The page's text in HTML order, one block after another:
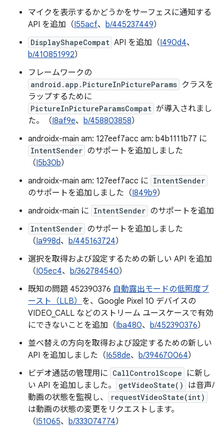
マイクを表示するかどうかをサーフェスに通知する
API を追加（I55acf、 b/445237449）
DisplayShapeCompat API を追加（I490d4、
b/410851992）
フレームワークの
android.app.PictureInPictureParams クラスを
ラップするために
PictureInPictureParamsCompat が導入されまし
た。（I8af9e、 b/458803858）
androidx-main am: 127eef7acc am: b4b1111b77 に
IntentSender のサポートを追加しました
（I5b30b）
androidx-main am: 127eef7acc に IntentSender
のサポートを追加しました（I849b9）
androidx-main に IntentSender のサポートを追加
IntentSender のサポートを追加しました
（Ia998d、 b/445163724）
選択を取得および設定するための新しい API を追加
（I05ec4、 b/362784540）
既知の問題 452390376 自動露出モードの低照度ブ
ースト（LLB） を、Google Pixel 10 デバイスの
VIDEO_CALL などのストリーム ユースケースで有効
にできないことを追加（Iba480、 b/452390376）
並べ替えの方向を取得および設定するための新しい
API を追加しました（I658de、 b/394670064）
ビデオ通話の管理用に CallControlScope
に新し
い API を追加しました。
getVideoState()
は音声/
動画の状態を監視し、
requestVideoState(int)
は動画の状態の変更をリクエストします。
（I51065、 b/333074774）